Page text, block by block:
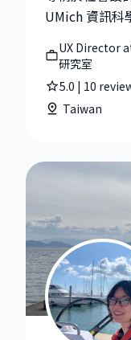
UMich 資訊科
UX Director
研究室
5.0 | 10
Taiwan